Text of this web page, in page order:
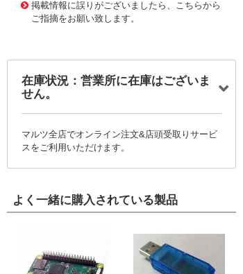
掲載情報に誤りがございましたら、こちらから
ご指摘をお願い致します。
在庫状況：営業所に在庫はございま
せん。
マルツ全店でオンライン注文&店頭受取りサービ
スをご利用いただけます。
よく一緒に購入されている製品